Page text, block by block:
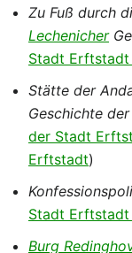
Zu Fuß durch
Lechenicher
Stadt Erftstadt
Stätte der
Geschichte
der Stadt
Erftstadt)
Stadt Erftstadt
Burg